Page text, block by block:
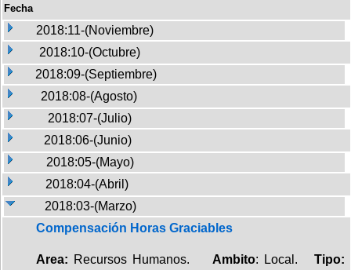
Fecha
2018:11-(Noviembre)
2018:10-(Octubre)
2018:09-(Septiembre)
2018:08-(Agosto)
2018:07-(Julio)
2018:06-(Junio)
2018:05-(Mayo)
2018:04-(Abril)
2018:03-(Marzo)
Compensación Horas Graciables
Area: Recursos Humanos. Ambito: Local.Tipo: